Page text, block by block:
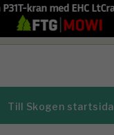
Till Skogen startsida